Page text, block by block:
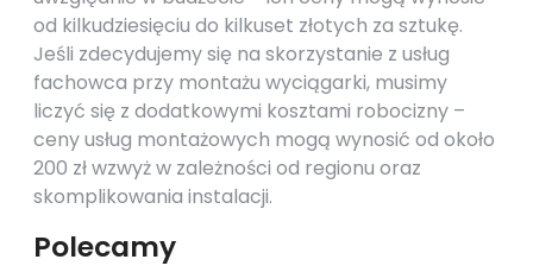
od kilkudziesięciu do kilkuset złotych za sztukę.
Jeśli zdecydujemy się na skorzystanie z usług
fachowca przy montażu wyciągarki, musimy
liczyć się z dodatkowymi kosztami robocizny –
ceny usług montażowych mogą wynosić od około
200 zł wzwyż w zależności od regionu oraz
skomplikowania instalacji.
Polecamy